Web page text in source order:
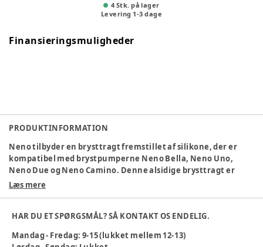
4 Stk. på lager
Levering 1-3 dage
Finansieringsmuligheder
PRODUKTINFORMATION
Neno tilbyder en brysttragt fremstillet af silikone, der er
kompatibel med brystpumperne Neno Bella, Neno Uno,
Neno Due og Neno Camino. Denne alsidige brysttragt er
designet til at tilpasse sig enhver bryststørrelse, og den
især når du er på farten eller ikke altid har mulighed for at
Læs mere
HAR DU ET SPØRGSMÅL? SÅ KONTAKT OS ENDELIG.
Mandag - Fredag: 9-15 (lukket mellem 12-13)